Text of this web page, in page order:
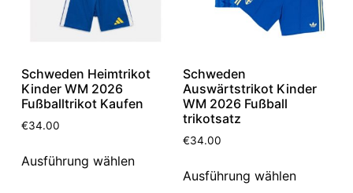
Schweden Heimtrikot
Kinder WM 2026
Fußballtrikot Kaufen
€34.00
Ausführung wählen
Schweden
Auswärtstrikot Kinder
WM 2026 Fußball
trikotsatz
€34.00
Ausführung wählen